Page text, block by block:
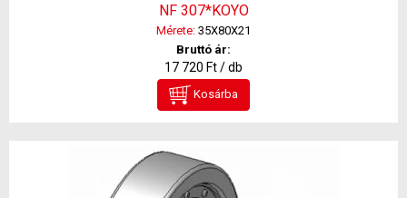
NF 307*KOYO
Mérete: 35X80X21
Bruttó ár:
17 720 Ft / db
Kosárba